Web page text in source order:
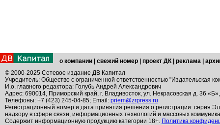
о компании свежий номер проект ДК реклама
© 2000-2025 Сетевое издание ДВ Капитал
Учредитель: Общество с ограниченной ответственностью "Издательская
И.о. главного редактора: Голубь Андрей Александрович
Адрес: 690014, Приморский край, г. Владивосток, ул. Некрасовская д. 36
Телефоны: +7 (423) 245-04-85; Email: priem@zrpress.ru
Регистрационный номер и дата принятия решения о регистрации: серия
надзору в сфере связи, информационных технологий и массовых
Содержит информационную продукцию категории 18+. Политика